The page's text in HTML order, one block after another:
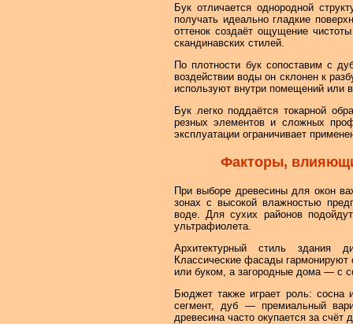
Бук отличается однородной
получать идеально гладкие
оттенок создаёт ощущение
скандинавских стилей.
По плотности бук сопоставим с
воздействии воды он склонен к
используют внутри помещений или
Бук легко поддаётся токарной
резных элементов и сложных
эксплуатации ограничивает
Факторы,
При выборе древесины для окон
зонах с высокой влажностью
воде. Для сухих районов
ультрафиолета.
Архитектурный стиль здания
Классические фасады
или буком, а загородные дома — с
Бюджет также играет роль:
сегмент, дуб — премиальный
древесина часто окупается за счёт